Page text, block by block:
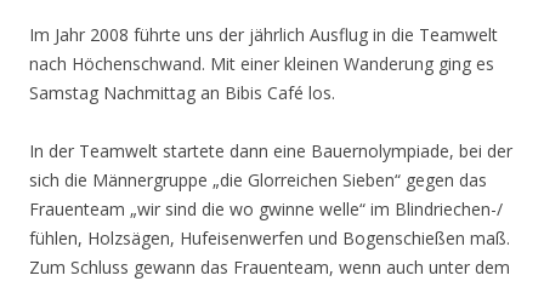
Im Jahr 2008 führte uns der jährlich Ausflug in die Teamwelt
nach Höchenschwand. Mit einer kleinen Wanderung ging es
Samstag Nachmittag an Bibis Café los.
In der Teamwelt startete dann eine Bauernolympiade, bei der
sich die Männergruppe „die Glorreichen Sieben“ gegen das
Frauenteam „wir sind die wo gwinne welle“ im Blindriechen-/
fühlen, Holzsägen, Hufeisenwerfen und Bogenschießen maß.
Zum Schluss gewann das Frauenteam, wenn auch unter dem